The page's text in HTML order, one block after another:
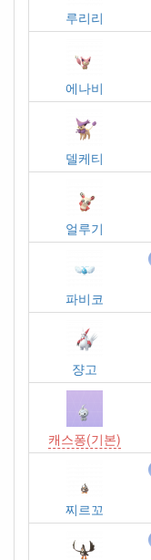
루리리
에나비
델케티
얼루기
파비코
쟝고
캐스퐁(기본)
찌르꼬